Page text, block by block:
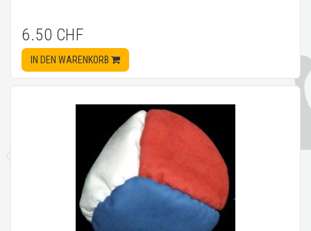
6.50 CHF
IN DEN WARENKORB